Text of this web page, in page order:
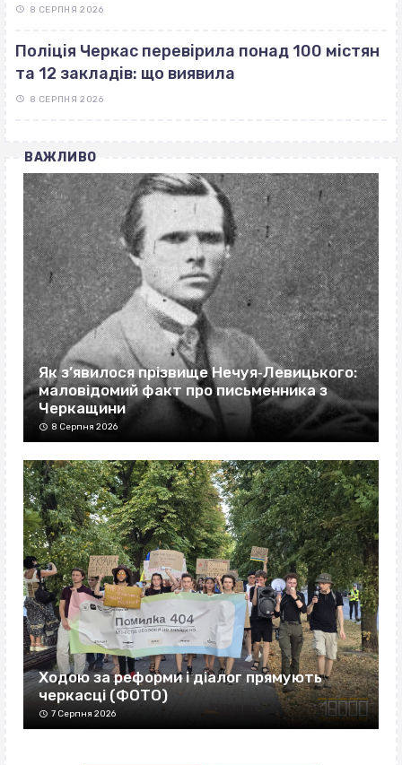
8 СЕРПНЯ 2026
Поліція Черкас перевірила понад 100 містян
та 12 закладів: що виявила
8 СЕРПНЯ 2026
ВАЖЛИВО
Як з’явилося прізвище Нечуя‐Левицького:
маловідомий факт про письменника з
Черкащини
8 Серпня 2026
Ходою за реформи і діалог прямують
черкасці (ФОТО)
7 Серпня 2026